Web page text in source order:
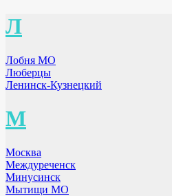
Л
Лобня МО
Люберцы
Ленинск-Кузнецкий
М
Москва
Междуреченск
Минусинск
Мытищи МО